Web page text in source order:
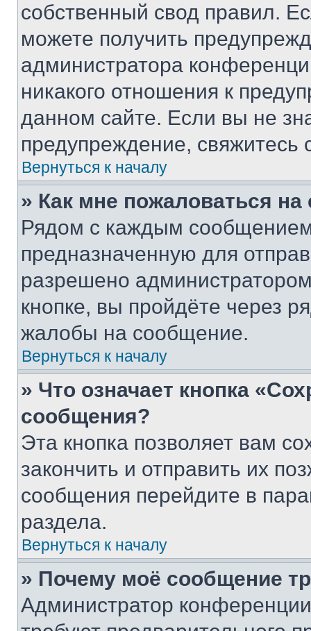
собственный свод правил.
можете получить
администратора
никакого отношения к
данном сайте. Если вы не
предупреждение,
Вернуться к началу
» Как мне пожаловаться
Рядом с каждым сообщением
предназначенную для
разрешено
кнопке, вы пройдёте через
жалобы на сообщение.
Вернуться к началу
» Что означает кнопка
сообщения?
Эта кнопка позволяет вам
закончить и отправить их
сообщения перейдите в
раздела.
Вернуться к началу
» Почему моё сообщение
Администратор